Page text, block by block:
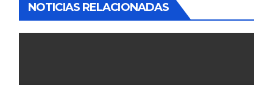
NOTICIAS RELACIONADAS